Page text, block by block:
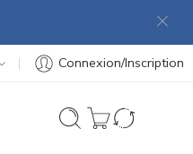
Connexion/Inscription